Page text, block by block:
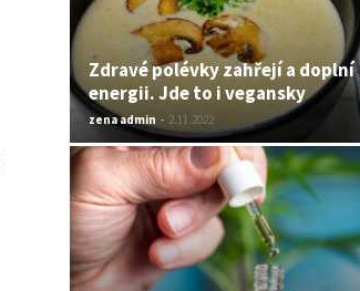
Zdravé polévky zahřejí a doplní
energii. Jde to i vegansky
zena admin - 2.11.2022